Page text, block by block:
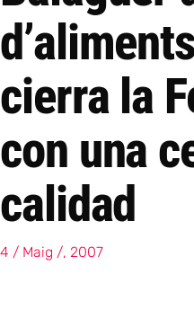
cierra la
con una
calidad
4 / Maig /, 2007